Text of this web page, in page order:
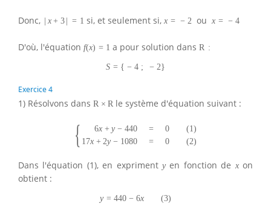
Donc, x + 3 = 1 si, et seulement si,x = − 2 ou x = − 4
D'où, l'équation f(x) = 1 a pour solution dansR :
S = { − 4 ; − 2}
Exercice 4
1) Résolvons dans R × R le système d'équation suivant :
{ 6x + y − 440 = 0 (1)
17x + 2y − 1080 = 0 (2)
Dans l'équation (1), en expriment y en fonction de xon
obtient :
y = 440 − 6x (3)